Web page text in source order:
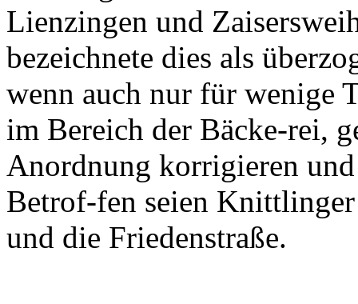
Lienzingen und
bezeichnete dies als
wenn auch nur für wenige
im Bereich der Bäcke-rei,
Anordnung korrigieren
Betrof-fen seien Knittlinger
und die Friedenstraße.